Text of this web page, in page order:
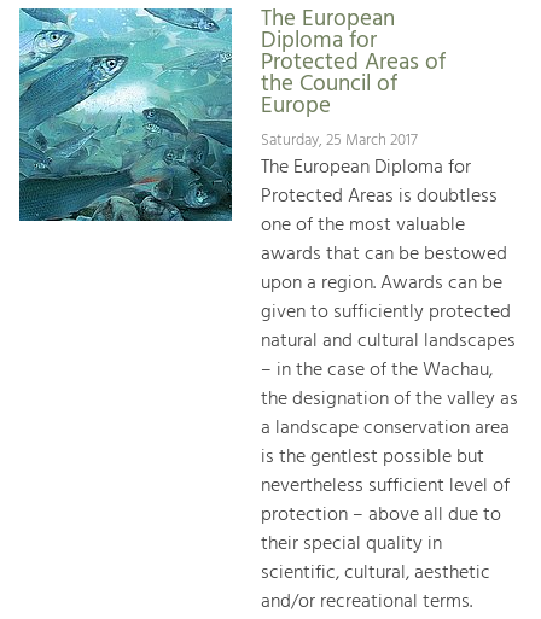
The European
Diploma for
Protected Areas of
the Council of
Europe
Saturday, 25 March 2017
The European Diploma for
Protected Areas is doubtless
one of the most valuable
awards that can be bestowed
upon a region. Awards can be
given to sufficiently protected
natural and cultural landscapes
– in the case of the Wachau,
the designation of the valley as
a landscape conservation area
is the gentlest possible but
nevertheless sufficient level of
protection – above all due to
their special quality in
scientific, cultural, aesthetic
and/or recreational terms.